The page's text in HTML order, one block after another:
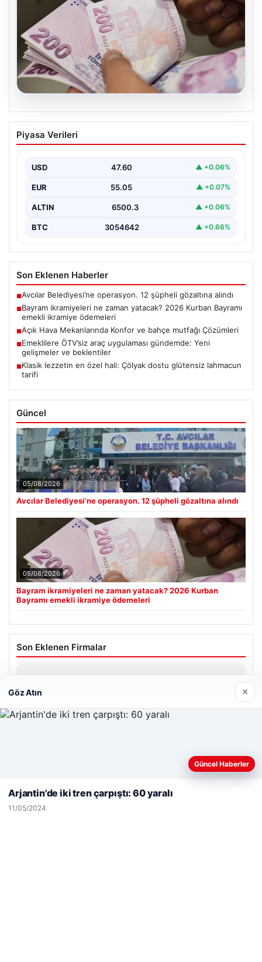
Bayram ikramiyeleri ne zaman yatacak?
2026 Kurban Bayramı emekli ikramiye
Piyasa Verileri
USD 47.60 ▲ +0.06%
EUR 55.05 ▲ +0.07%
ALTIN 6500.3 ▲ +0.06%
BTC 3054642 ▲ +0.66%
Son Eklenen Haberler
■Avcılar Belediyesi’ne operasyon. 12 şüpheli gözaltına alındı
■Bayram ikramiyeleri ne zaman yatacak? 2026 Kurban Bayramı
emekli ikramiye ödemeleri
■Açık Hava Mekanlarında Konfor ve bahçe mutfağı Çözümleri
■Emeklilere ÖTV’siz araç uygulaması gündemde: Yeni
gelişmeler ve beklentiler
■Klasik lezzetin en özel hali: Çölyak dostu glütensiz lahmacun
tarifi
Güncel
05/08/2026
Avcılar Belediyesi’ne operasyon. 12 şüpheli gözaltına alındı
05/08/2026
Bayram ikramiyeleri ne zaman yatacak? 2026 Kurban
Bayramı emekli ikramiye ödemeleri
Son Eklenen Firmalar
Web sitemizi nasıl kullandığınızı daha iyi anlayabilmek,
deneyiminizi kişiselleştirmek ve geliştirmek amacıyla çerezler
Kabul Et
Göz Atın ×
Güncel Haberler
Arjantin'de iki tren çarpıştı: 60 yaralı
11/05/2024